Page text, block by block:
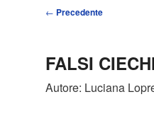
Navigazione
← Precedente
FALSI
Autore: Luciana